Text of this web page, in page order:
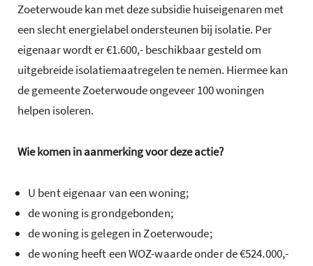
Zoeterwoude kan met deze subsidie huiseigenaren met
een slecht energielabel ondersteunen bij isolatie. Per
eigenaar wordt er €1.600,- beschikbaar gesteld om
uitgebreide isolatiemaatregelen te nemen. Hiermee kan
de gemeente Zoeterwoude ongeveer 100 woningen
helpen isoleren.
Wie komen in aanmerking voor deze actie?
U bent eigenaar van een woning;
de woning is grondgebonden;
de woning is gelegen in Zoeterwoude;
de woning heeft een WOZ-waarde onder de €524.000,-